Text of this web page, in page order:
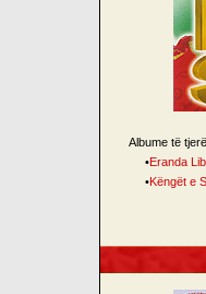
Albume të
•Eranda
•Këngët e